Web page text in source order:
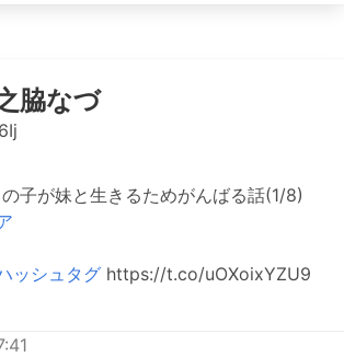
脇なづ
子が妹と生きるためがんばる話(1/8)
ッシュタグ https://t.co/uOXoixYZU9